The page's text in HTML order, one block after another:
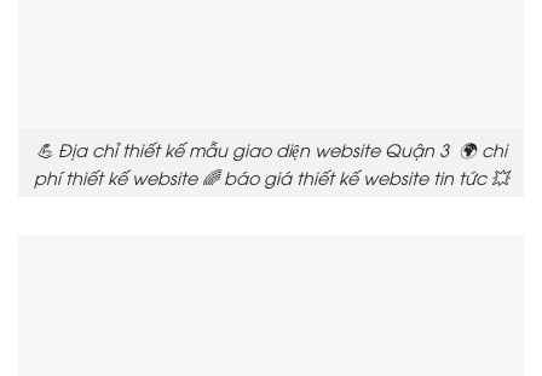
💪 Địa chỉ thiết kế mẫu giao diện website Quận 3 🌍 chi
phí thiết kế website 🌈 báo giá thiết kế website tin tức 💥